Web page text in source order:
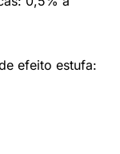
efeito estufa: